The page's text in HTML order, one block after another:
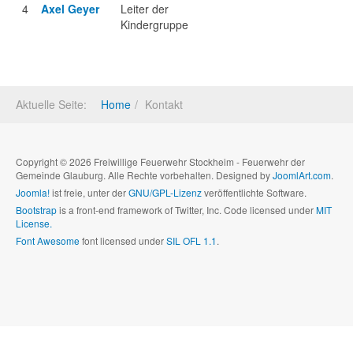
4
Axel Geyer
Leiter der
Kindergruppe
Aktuelle Seite: Home Kontakt
Copyright © 2026 Freiwillige Feuerwehr Stockheim - Feuerwehr der
Gemeinde Glauburg. Alle Rechte vorbehalten. Designed byJoomlArt.com.
Joomla!ist freie, unter derGNU/GPL-Lizenzveröffentlichte Software.
Bootstrapis a front-end framework of Twitter, Inc. Code licensed underMIT
License.
Font Awesomefont licensed underSIL OFL 1.1.